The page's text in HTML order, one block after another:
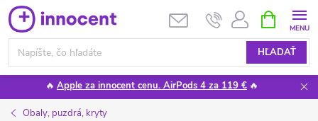
Prejsť
na
obsah
HĽADAŤ
KOŠÍK
🔥 Apple za innocent cenu. AirPods 4 za 119 € 🔥
Obaly, puzdrá, kryty